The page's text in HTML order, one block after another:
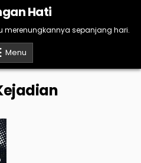
Hati
merenungkannya sepanjang hari.
Menu